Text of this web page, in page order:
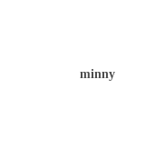
minny